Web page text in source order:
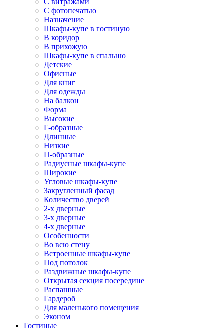
С фотопечатью
Назначение
Шкафы-купе в гостиную
В коридор
В прихожую
Шкафы-купе в спальню
Детские
Офисные
Для книг
Для одежды
На балкон
Форма
Высокие
Г-образные
Длинные
Низкие
П-образные
Радиусные шкафы-купе
Широкие
Угловые шкафы-купе
Закругленный фасад
Количество дверей
2-х дверные
3-х дверные
4-х дверные
Особенности
Во всю стену
Встроенные шкафы-купе
Под потолок
Раздвижные шкафы-купе
Открытая секция посередине
Распашные
Гардероб
Для маленького помещения
Эконом
Гостиные